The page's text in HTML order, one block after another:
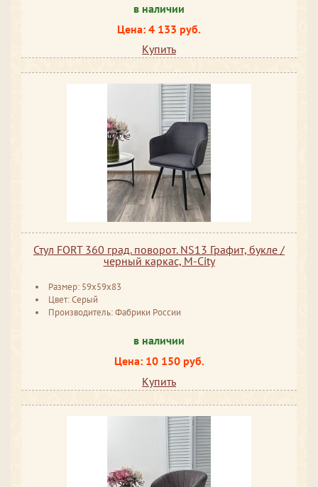
в наличии
Цена: 4 133 руб.
Купить
Стул FORT 360 град. поворот. NS13 Графит, букле /
черный каркас, М-City
Размер: 59x59x83
Цвет: Серый
Производитель: Фабрики России
в наличии
Цена: 10 150 руб.
Купить